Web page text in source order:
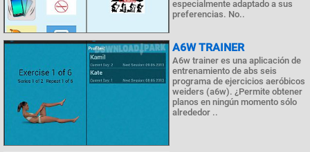
especialmente adaptado a sus
preferencias. No..
A6W TRAINER
A6w trainer es una aplicación de
entrenamiento de abs seis
programa de ejercicios aeróbicos
weiders (a6w). ¿Permite obtener
planos en ningún momento sólo
alrededor ..